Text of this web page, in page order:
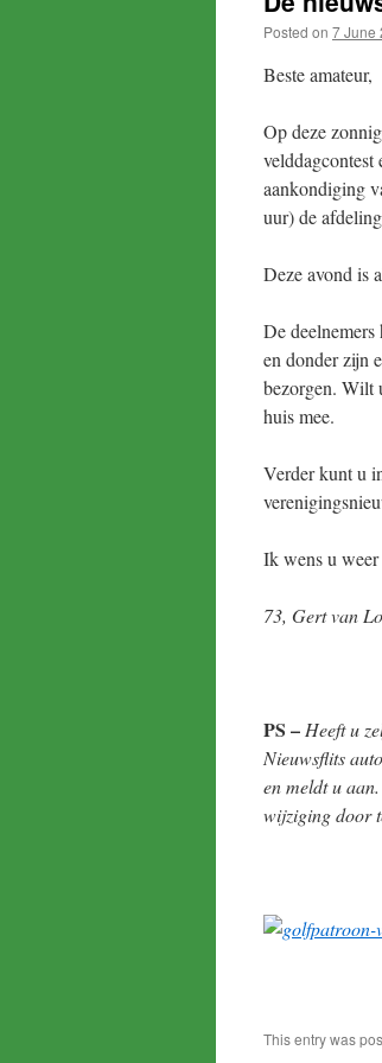
Posted on 7 June
Beste amateur,
Op deze
aankondiging
uur) de
Deze avond is
De
en donder zijn
bezorgen. Wilt
huis mee.
Verder kunt u
Ik wens u weer
73, Gert van
PS – Heeft u
Nieuwsflits
en meldt u
wijziging door
This entry was